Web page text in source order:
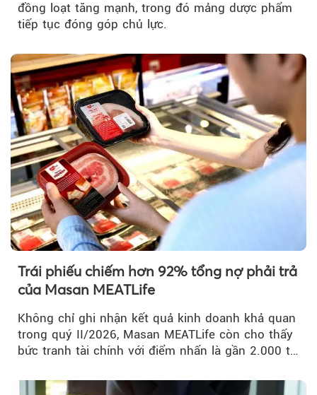
đồng loạt tăng mạnh, trong đó mảng dược phẩm
tiếp tục đóng góp chủ lực.
Trái phiếu chiếm hơn 92% tổng nợ phải trả
của Masan MEATLife
Không chỉ ghi nhận kết quả kinh doanh khả quan
trong quý II/2026, Masan MEATLife còn cho thấy
bức tranh tài chính với điểm nhấn là gần 2.000 tỷ